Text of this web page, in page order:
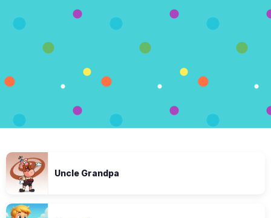
Uncle Grandpa